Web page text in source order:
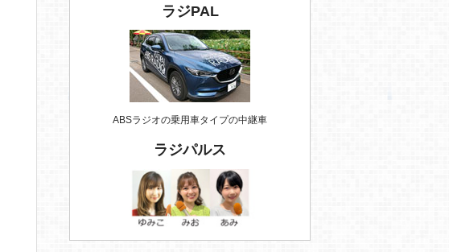
ラジPAL
ABSラジオの乗用車タイプの中継車
ラジパルス